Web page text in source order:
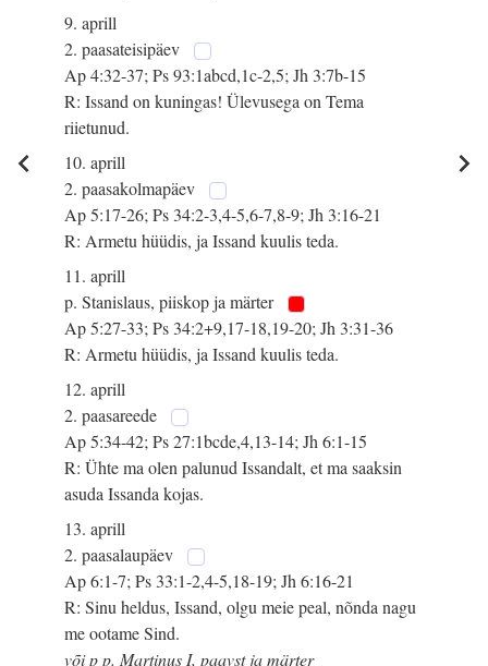
9. aprill
2. paasateisipäev
Ap 4:32-37; Ps 93:1abcd,1c-2,5; Jh 3:7b-15
R: Issand on kuningas! Ülevusega on Tema
riietunud.
10. aprill
2. paasakolmapäev
Ap 5:17-26; Ps 34:2-3,4-5,6-7,8-9; Jh 3:16-21
R: Armetu hüüdis, ja Issand kuulis teda.
11. aprill
p. Stanislaus, piiskop ja märter
Ap 5:27-33; Ps 34:2+9,17-18,19-20; Jh 3:31-36
R: Armetu hüüdis, ja Issand kuulis teda.
12. aprill
2. paasareede
Ap 5:34-42; Ps 27:1bcde,4,13-14; Jh 6:1-15
R: Ühte ma olen palunud Issandalt, et ma saaksin
asuda Issanda kojas.
13. aprill
2. paasalaupäev
Ap 6:1-7; Ps 33:1-2,4-5,18-19; Jh 6:16-21
R: Sinu heldus, Issand, olgu meie peal, nõnda nagu
me ootame Sind.
või p p. Martinus I, paavst ja märter